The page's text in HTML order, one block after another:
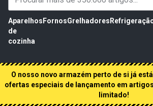
Aparelhos
de
cozinha
FornosGrelhadores
O nosso novo armazém perto de si já
ofertas especiais de lançamento em
limitado!